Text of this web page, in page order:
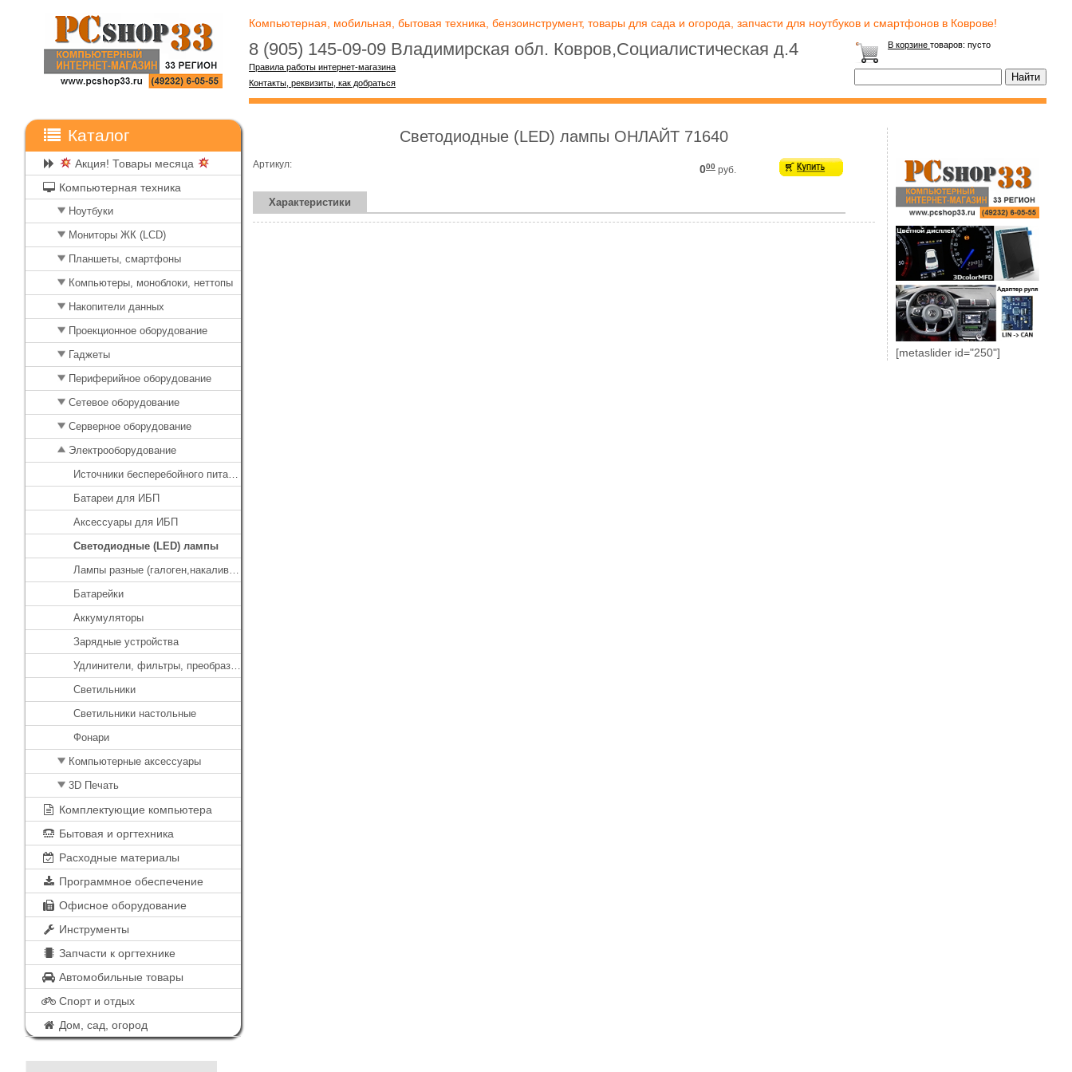
Компьютерная, мобильная, бытовая техника, бензоинструмент, товары для сада и огорода, запчасти для ноутбуков и смартфонов в Коврове!
8 (905) 145-09-09 Владимирская обл. Ковров,Социалистическая д.4
Правила работы интернет-магазина
Контакты, реквизиты, как добраться
В корзине товаров: пусто
Каталог
Акция! Товары месяца
Компьютерная техника
Ноутбуки
Мониторы ЖК (LCD)
Планшеты, смартфоны
Компьютеры, моноблоки, неттопы
Накопители данных
Проекционное оборудование
Гаджеты
Периферийное оборудование
Сетевое оборудование
Серверное оборудование
Электрооборудование
Источники бесперебойного питания
Батареи для ИБП
Аксессуары для ИБП
Светодиодные (LED) лампы
Лампы разные (галоген,накаливания)
Батарейки
Аккумуляторы
Зарядные устройства
Удлинители, фильтры, преобразователи напряжения
Светильники
Светильники настольные
Фонари
Компьютерные аксессуары
3D Печать
Комплектующие компьютера
Бытовая и оргтехника
Расходные материалы
Программное обеспечение
Офисное оборудование
Инструменты
Запчасти к оргтехнике
Автомобильные товары
Спорт и отдых
Дом, сад, огород
Светодиодные (LED) лампы ОНЛАЙТ 71640
Артикул: 000 руб.
Характеристики
[metaslider id="250"]